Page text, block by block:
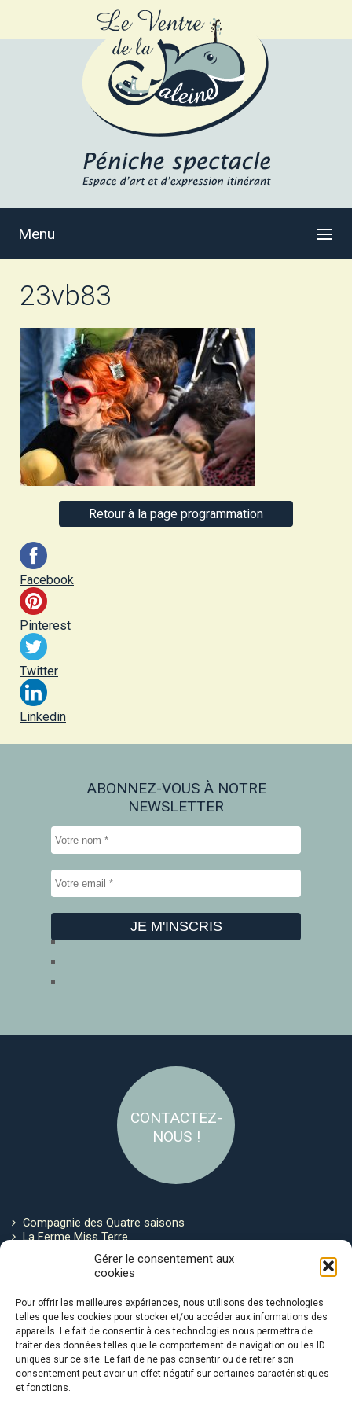
Gérer le consentement aux
cookies
Pour offrir les meilleures expériences, nous utilisons des technologies
telles que les cookies pour stocker et/ou accéder aux informations des
appareils. Le fait de consentir à ces technologies nous permettra de
traiter des données telles que le comportement de navigation ou les ID
uniques sur ce site. Le fait de ne pas consentir ou de retirer son
consentement peut avoir un effet négatif sur certaines caractéristiques
et fonctions.
Menu
23vb83
Retour à la page programmation
Facebook
Pinterest
Twitter
Linkedin
ABONNEZ-VOUS À NOTRE
NEWSLETTER
CONTACTEZ-
NOUS !
Compagnie des Quatre saisons
La Ferme Miss Terre
Politique de cookies